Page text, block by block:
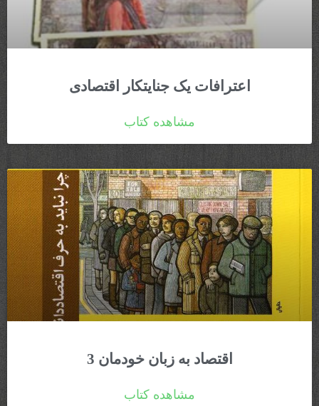
اعترافات یک جنایتکار اقتصادی
مشاهده کتاب
اقتصاد به زبان خودمان 3
مشاهده کتاب